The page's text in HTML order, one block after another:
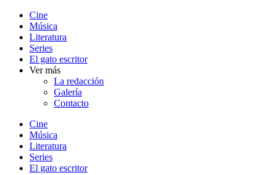
Cine
Música
Literatura
Series
El gato escritor
Ver más
La redacción
Galería
Contacto
Cine
Música
Literatura
Series
El gato escritor